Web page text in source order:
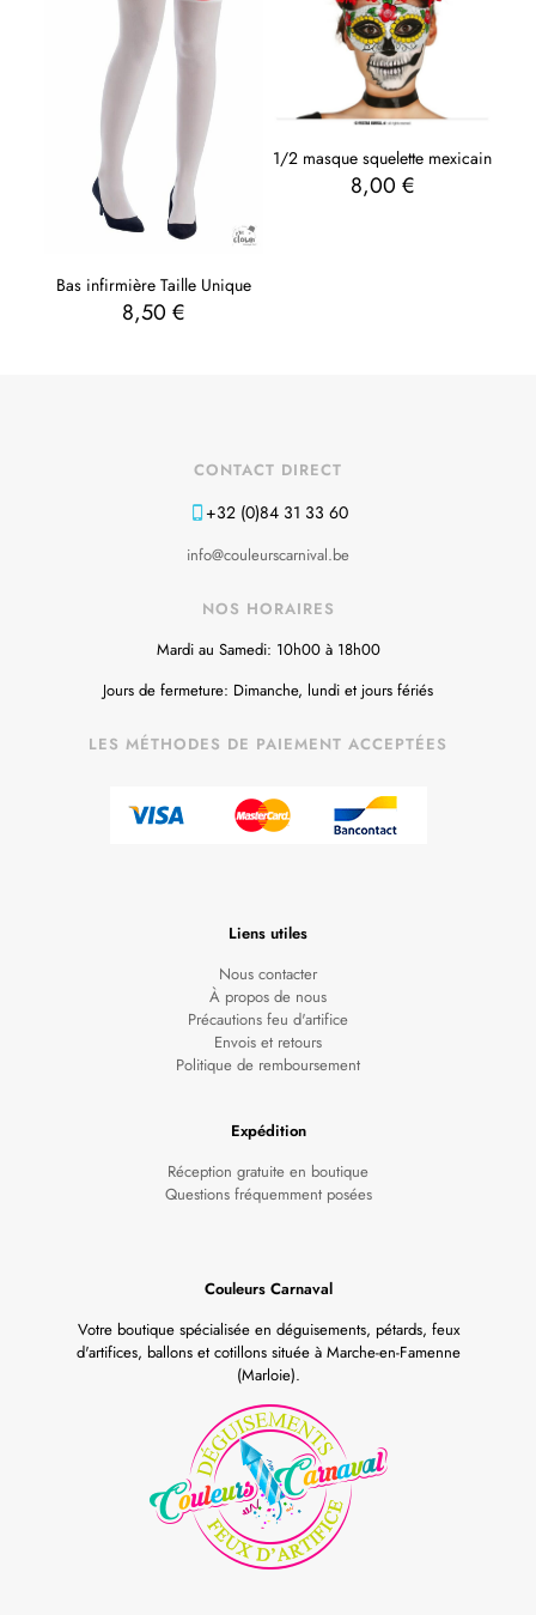
Bas infirmière Taille Unique
8,50€
1/2 masque squelette mexicain
8,00 €
CONTACT DIRECT
+32 (0)84 31 33 60
info@couleurscarnival.be
NOS HORAIRES
Mardi au Samedi: 10h00 à 18h00
Jours de fermeture: Dimanche, lundi et jours fériés
LES MÉTHODES DE PAIEMENT ACCEPTÉES
Liens utiles
Nous contacter
À propos de nous
Précautions feu d'artifice
Envois et retours
Politique de remboursement
Expédition
Réception gratuite en boutique
Questions fréquemment posées
Couleurs Carnaval
Votre boutique spécialisée en déguisements, pétards, feux
d'artifices, ballons et cotillons située à Marche-en-Famenne
(Marloie).